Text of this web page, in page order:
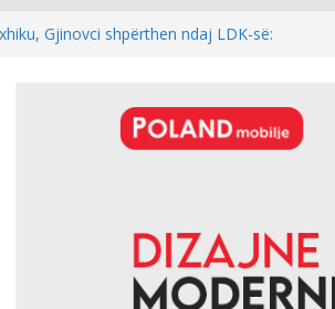
Gjinovci shpërthen ndaj LDK-së:
Kur rezultati zgjedhor është
për LDK’në papritmas
me armatosjen e Serbisë, e quan